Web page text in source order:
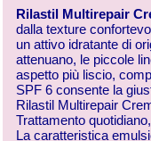
Rilastil Multirepair
dalla texture
un attivo idratante di
attenuano, le piccole
aspetto più liscio,
SPF 6 consente la
Rilastil Multirepair
Trattamento
La caratteristica